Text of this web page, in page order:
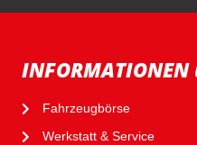
Fahrzeugbörse
Werkstatt & Service